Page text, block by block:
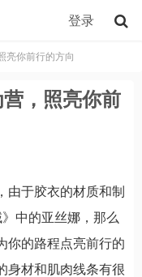
登录
亮你前行的方向
，照亮你前
由于胶衣的材质和制
中的亚丝娜，那么
你的路程点亮前行的
身材和肌肉线条有很